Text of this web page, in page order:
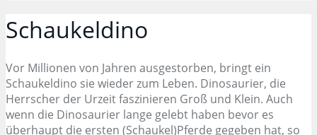
Schaukeldino
Vor Millionen von Jahren ausgestorben, bringt ein
Schaukeldino sie wieder zum Leben. Dinosaurier, die
Herrscher der Urzeit faszinieren Groß und Klein. Auch
wenn die Dinosaurier lange gelebt haben bevor es
überhaupt die ersten (Schaukel)Pferde gegeben hat, so